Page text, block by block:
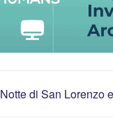
Notte di San Lorenzo